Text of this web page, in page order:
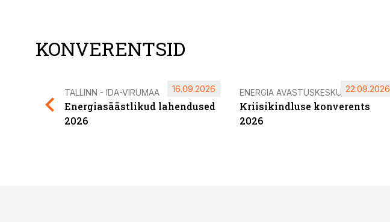
KONVERENTSID
TALLINN - IDA-VIRUMAA
Energiasäästlikud lahendused
2026
16.09.2026 ENERGIA AVASTUSKESKUS
Kriisikindluse konverents
2026
22.09.2026